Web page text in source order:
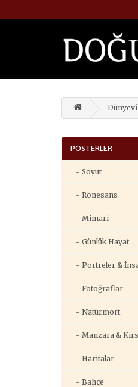
POSTERLER
- Soyut
- Rönesans
- Mimari
- Günlük Hayat
- Portreler &
- Fotoğraflar
- Natürmort
- Manzara &
- Haritalar
- Bahçe